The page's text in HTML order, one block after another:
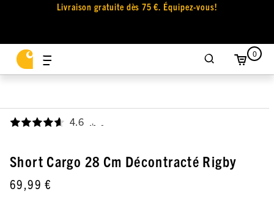
Livraison gratuite dès 75 €. Équipez-vous!
0
4.6 ,
Short Cargo 28 Cm Décontracté Rigby
69,99 €